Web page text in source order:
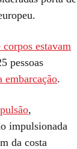
estavam
pessoas
embarcação.
,
impulsionada
da costa